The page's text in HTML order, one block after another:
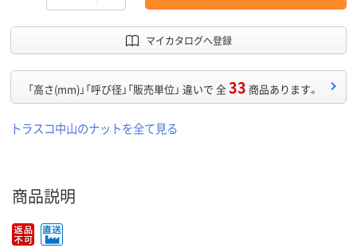
マイカタログへ登録
「高さ(mm)」「呼び径」「販売単位」 違いで 全33 商品あります。
トラスコ中山のナットを全て見る
商品説明